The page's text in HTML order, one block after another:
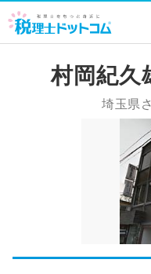
村岡紀久
埼玉県